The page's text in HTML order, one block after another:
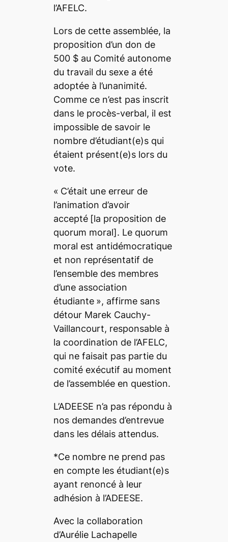
l’AFELC.
Lors de cette assemblée, la
proposition d’un don de
500 $ au Comité autonome
du travail du sexe a été
adoptée à l’unanimité.
Comme ce n’est pas inscrit
dans le procès-verbal, il est
impossible de savoir le
nombre d’étudiant(e)s qui
étaient présent(e)s lors du
vote.
« C’était une erreur de
l’animation d’avoir
accepté [la proposition de
quorum moral]. Le quorum
moral est antidémocratique
et non représentatif de
l’ensemble des membres
d’une association
étudiante », affirme sans
détour Marek Cauchy-
Vaillancourt, responsable à
la coordination de l’AFELC,
qui ne faisait pas partie du
comité exécutif au moment
de l’assemblée en question.
L’ADEESE n’a pas répondu à
nos demandes d’entrevue
dans les délais attendus.
*Ce nombre ne prend pas
en compte les étudiant(e)s
ayant renoncé à leur
adhésion à l’ADEESE.
Avec la collaboration
d’Aurélie Lachapelle